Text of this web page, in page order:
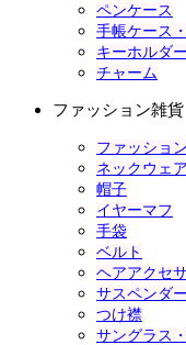
ペンケース
手帳ケース
キーホルダー
チャーム
ファッション雑貨
ファッショ
ネックウェア
帽子
イヤーマフ
手袋
ベルト
ヘアアクセ
サスペンダー
つけ襟
サングラス